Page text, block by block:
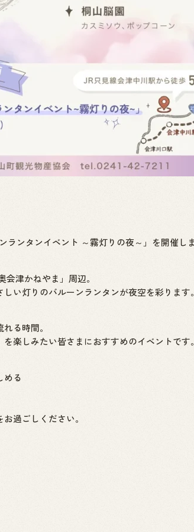
ンタンイベント ～霧灯りの夜～」を開催し
津かねやま」周辺。
い灯りのバルーンランタンが夜空を彩ります
る時間。
楽しみたい皆さまにおすすめのイベントです
める
過ごしください。